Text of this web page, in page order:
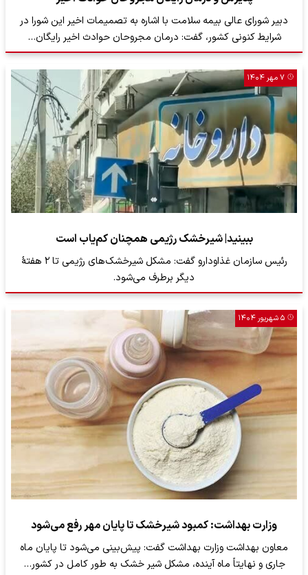
دبیر شورای عالی بیمه سلامت با اشاره به تصمیمات اخیر این شورا در
شرایط کنونی کشور، گفت: درمان مجروحان حوادث اخیر رایگان…
۷ مهر ۱۴۰۴
ببینید| شیرخشک رژیمی همچنان کم‌یاب است
رئیس سازمان غذاودارو گفت: مشکل شیرخشک‌های رژیمی تا ۲ هفتۀ
دیگر برطرف می‌شود.
۵ شهریور ۱۴۰۴
وزارت بهداشت: کمبود شیرخشک تا پایان مهر رفع ‌می‌شود
معاون بهداشت وزارت بهداشت گفت: پیش‌بینی می‌شود تا پایان ماه
جاری و نهایتاً ماه آینده، مشکل شیر خشک به طور کامل در کشور…